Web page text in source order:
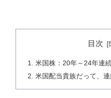
目次
米国株：20年～24年連
米国配当貴族だって、